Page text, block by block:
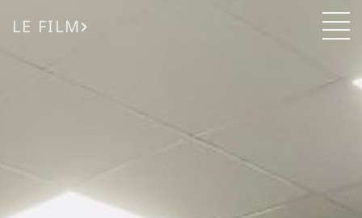
LE FILM